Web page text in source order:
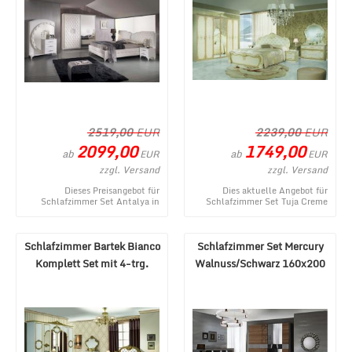
2519,00EUR
ab 2099,00EUR
zzgl. Versand
Dieses Preisangebot für
Schlafzimmer Set Antalya in
2239,00EUR
ab 1749,00EUR
zzgl. Versand
Dies aktuelle Angebot für
Schlafzimmer Set Tuja Creme
Schlafzimmer Bartek Bianco
Komplett Set mit 4-trg.
Schlafzimmer Set Mercury
Walnuss/Schwarz 160x200